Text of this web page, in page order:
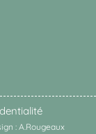
: A.Rougeaux